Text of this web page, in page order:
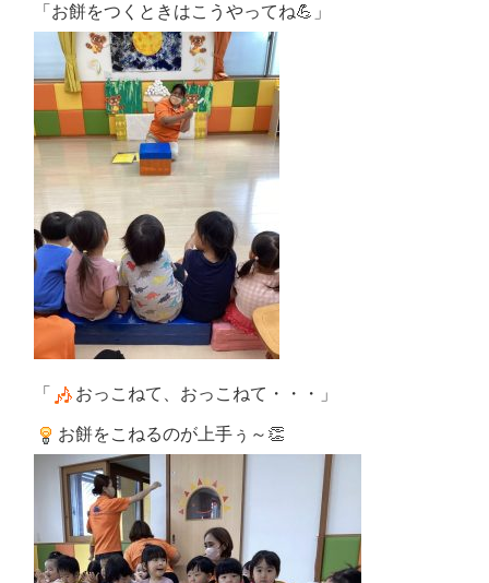
「お餅をつくときはこうやってね💪」
「 おっこねて、おっこねて・・・」
お餅をこねるのが上手ぅ～👏